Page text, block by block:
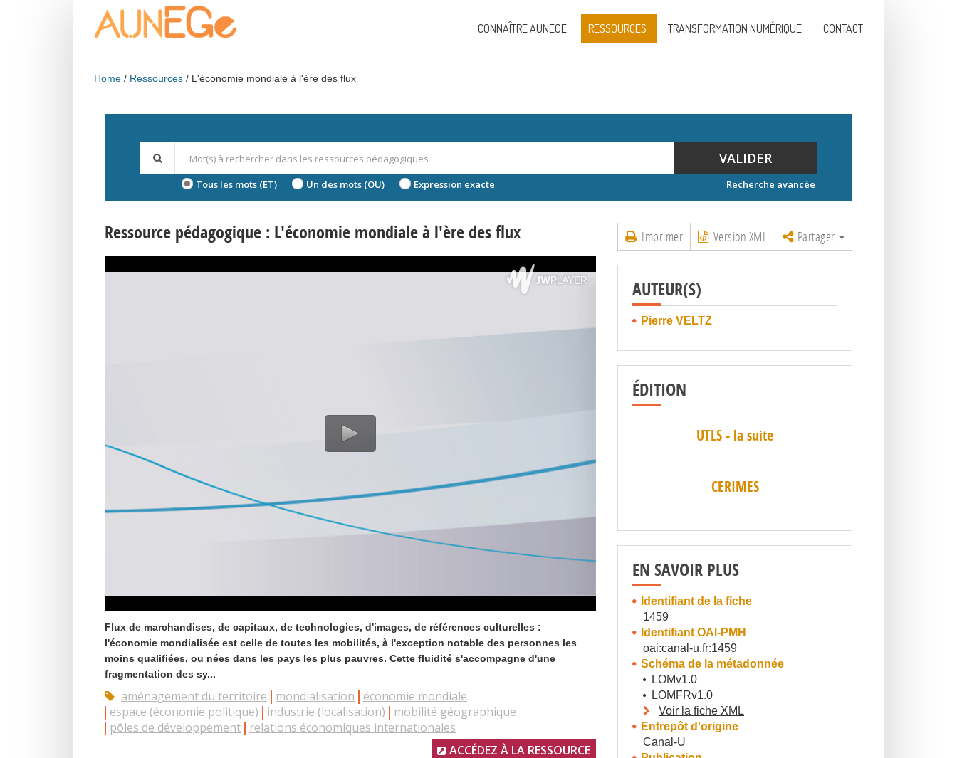
CONNAÎTRE AUNEGE RESSOURCES TRANSFORMATION NUMÉRIQUE CONTACT
Home Ressources L'économie mondiale à l'ère des flux
VALIDER
Tous les mots (ET) Un des mots (OU) Expression exacte Recherche avancée
Imprimer Version XML Partager
Ressource pédagogique : L'économie mondiale à l'ère des flux
Flux de marchandises, de capitaux, de technologies, d'images, de références culturelles :
l'économie mondialisée est celle de toutes les mobilités, à l'exception notable des personnes les
moins qualifiées, ou nées dans les pays les plus pauvres. Cette fluidité s'accompagne d'une
fragmentation des sy...
aménagement du territoire mondialisation
économie mondiale
espace (économie politique)
industrie (localisation)
mobilité géographique
pôles de développement
relations économiques internationales
ACCÉDEZ À LA RESSOURCE
AUTEUR(S)
Pierre VELTZ
ÉDITION
UTLS - la suite
CERIMES
EN SAVOIR PLUS
Identifiant de la fiche
1459
Identifiant OAI-PMH
oai:canal-u.fr:1459
Schéma de la métadonnée
LOMv1.0
LOMFRv1.0
Voir la fiche XML
Entrepôt d'origine
Canal-U